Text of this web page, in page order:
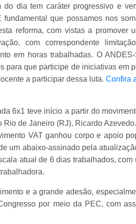
do dia tem caráter progressivo e
que possamos nos
reforma, com vistas a promover
com correspondente
em horas trabalhadas. O
para que participe de iniciativas em
a participar dessa luta. Confira
6x1 teve início a partir do
Rio de Janeiro (RJ), Ricardo
VAT ganhou corpo e apoio
um abaixo-assinado pela
atual de 6 dias trabalhados,
e a grande adesão,
por meio da PEC, com